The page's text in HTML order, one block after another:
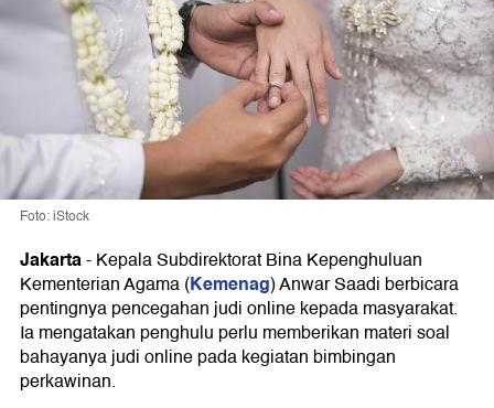
Foto: iStock
Jakarta-Kepala Subdirektorat Bina Kepenghuluan
Kementerian Agama (Kemenag) Anwar Saadi berbicara
pentingnya pencegahan judi online kepada masyarakat.
Ia mengatakan penghulu perlu memberikan materi soal
bahayanya judi online pada kegiatan bimbingan
perkawinan.